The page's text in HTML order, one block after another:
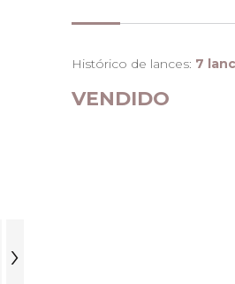
›
Histórico de lances: 7
VENDIDO